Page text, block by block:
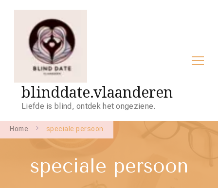
blinddate.vlaanderen
Liefde is blind, ontdek het ongeziene.
Home speciale persoon
speciale persoon